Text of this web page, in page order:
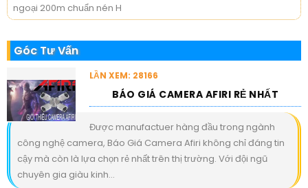
ngoại 200m chuẩn nén H
Góc Tư Vấn
LẦN XEM: 28166
BÁO GIÁ CAMERA AFIRI RẺ NHẤT
Được manufactuer hàng đầu trong ngành
công nghệ camera, Báo Giá Camera Afiri không chỉ đáng tin
cậy mà còn là lựa chọn rẻ nhất trên thị trường. Với đội ngũ
chuyên gia giàu kinh...